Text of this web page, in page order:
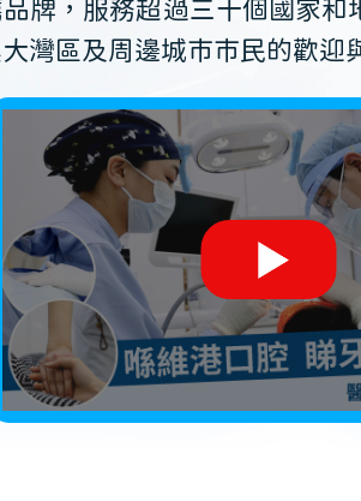
牌，服務超過三十個國家和
灣區及周邊城市市民的歡迎